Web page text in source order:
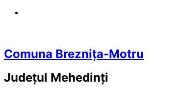
Comuna Breznița-Motru
Județul Mehedinți